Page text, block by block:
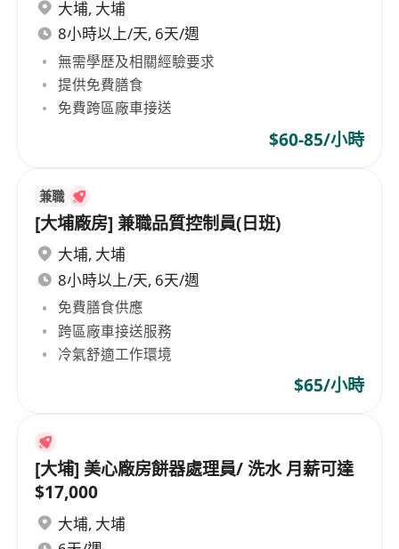
大埔, 大埔
8小時以上/天, 6天/週
無需學歷及相關經驗要求
提供免費膳食
免費跨區廠車接送
$60-85/小時
兼職
[大埔廠房] 兼職品質控制員(日班)
大埔, 大埔
8小時以上/天, 6天/週
免費膳食供應
跨區廠車接送服務
冷氣舒適工作環境
$65/小時
[大埔] 美心廠房餅器處理員/ 洗水 月薪可達
$17,000
大埔, 大埔